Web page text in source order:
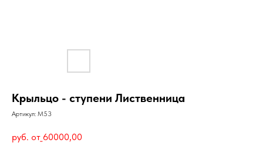
Крыльцо - ступени Лиственница
Артикул: М53
руб. от_ 60000,00